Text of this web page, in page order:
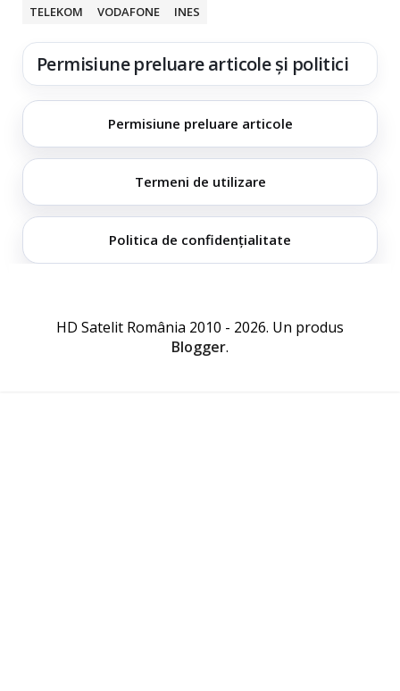
TELEKOM
VODAFONE INES
Permisiune preluare articole și politici
Permisiune preluare articole
Termeni de utilizare
Politica de confidențialitate
HD Satelit România 2010 - 2026. Un produs
Blogger.